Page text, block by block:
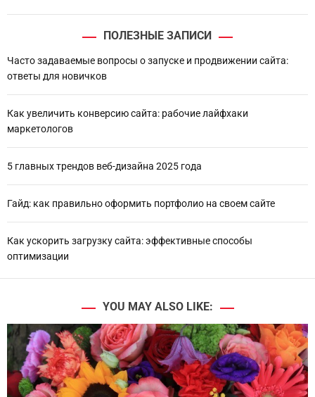
ПОЛЕЗНЫЕ ЗАПИСИ
Часто задаваемые вопросы о запуске и продвижении сайта:
ответы для новичков
Как увеличить конверсию сайта: рабочие лайфхаки
маркетологов
5 главных трендов веб-дизайна 2025 года
Гайд: как правильно оформить портфолио на своем сайте
Как ускорить загрузку сайта: эффективные способы
оптимизации
YOU MAY ALSO LIKE: